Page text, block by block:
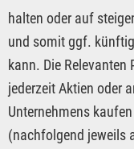
halten oder auf
und somit ggf.
kann. Die Relevanten
jederzeit Aktien oder
Unternehmens
(nachfolgend jeweils